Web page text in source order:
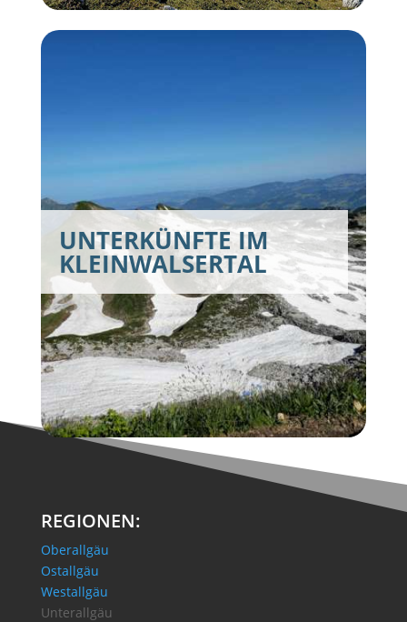
UNTERKÜNFTE IM
KLEINWALSERTAL
REGIONEN:
Oberallgäu
Ostallgäu
Westallgäu
Unterallgäu